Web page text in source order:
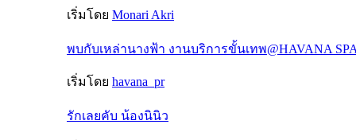
เริ่มโดย Monari Akri
พบกับเหล่านางฟ้า งานบริการขั้นเทพ@HAVANA
เริ่มโดย havana_pr
รักเลยคับ น้องนินิว